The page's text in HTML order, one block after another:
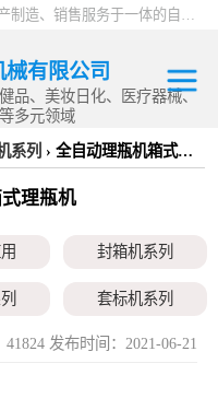
上海圣起包装机械有限公司，是集研发、设计、生产制造、销售服务于一体的自动化高新科技企业。企业成立于2004年，注册资本1000万元，总占地面积约15000平方。 企业发展二十余年以来，一直专注于自动化设备这一朝阳行业，致力于为制药、食品、日化、化工、物流、仓储等行业提供一站式智能包装解决方案。服务用户覆盖全国各省市以及海内外，产品远销全球，2024 年度总产值9000万。
有限公司
品、美妆日化、医疗器械、
多元领域
系列 › 全自动理瓶机箱式理瓶机
理瓶机
封箱机系列
套标机系列
列 洗瓶机系列
41824 发布时间：2021-06-21